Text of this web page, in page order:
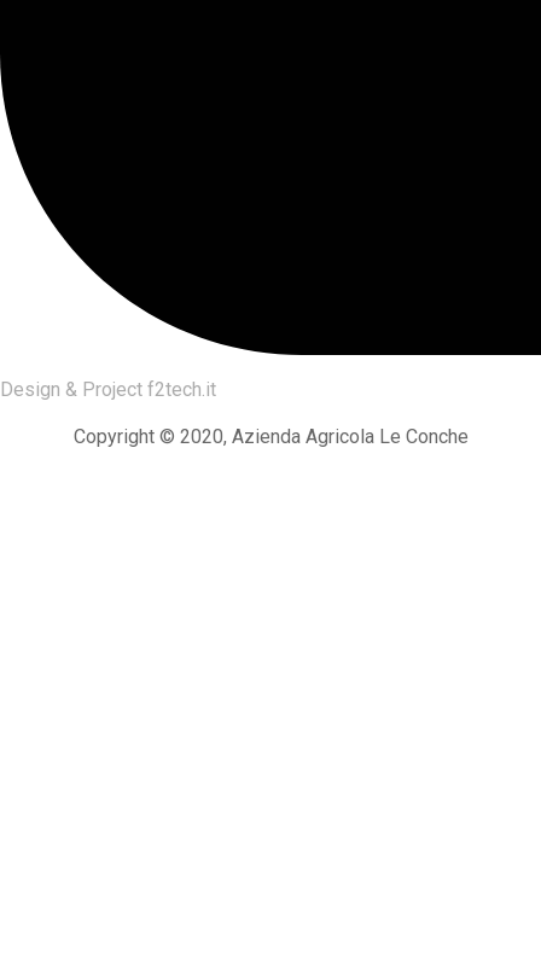
Design & Project f2tech.it
Copyright © 2020, Azienda Agricola Le Conche